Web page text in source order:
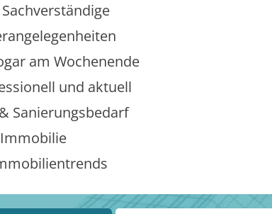
am Wochenende
und aktuell
Sanierungsbedarf